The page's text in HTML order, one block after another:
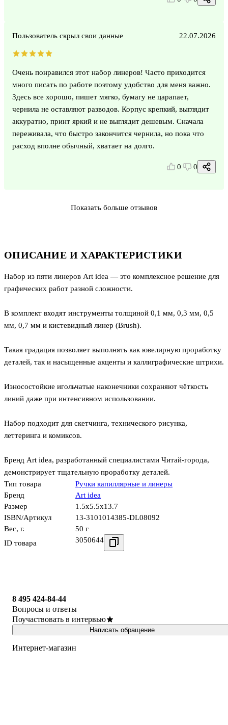
ОПИСАНИЕ И ХАРАКТЕРИСТИКИ
Набор из пяти линеров Art idea — это комплексное решение для
графических работ разной сложности.
В комплект входят инструменты толщиной 0,1 мм, 0,3 мм, 0,5
мм, 0,7 мм и кистевидный линер (Brush).
Такая градация позволяет выполнять как ювелирную проработку
деталей, так и насыщенные акценты и каллиграфические штрихи.
Износостойкие игольчатые наконечники сохраняют чёткость
линий даже при интенсивном использовании.
Набор подходит для скетчинга, технического рисунка,
леттеринга и комиксов.
Бренд Art idea, разработанный специалистами Читай-города,
демонстрирует тщательную проработку деталей.
Тип товара
Ручки капиллярные и линеры
Бренд
Art idea
Размер
1.5x5.5x13.7
ISBN/Артикул
13-3101014385-DL08092
Вес, г.
50 г
ID товара
3050644
Пользователь скрыл свои данные 22.07.2026
Очень понравился этот набор линеров! Часто приходится
много писать по работе поэтому удобство для меня важно.
Здесь все хорошо, пишет мягко, бумагу не царапает,
чернила не оставляют разводов. Корпус крепкий, выглядит
аккуратно, принт яркий и не выглядит дешевым. Сначала
переживала, что быстро закончится чернила, но пока что
расход вполне обычный, хватает на долго.
0 0
Показать больше отзывов
8 495 424-84-44
Вопросы и ответы
Поучаствовать в интервью
Написать обращение
Интернет-магазин